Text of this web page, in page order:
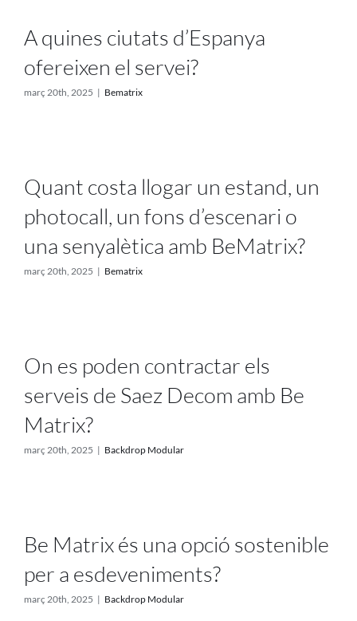
A quines ciutats d’Espanya
ofereixen el servei?
març 20th, 2025 | Bematrix
Quant costa llogar un estand, un
photocall, un fons d’escenari o
una senyalètica amb BeMatrix?
març 20th, 2025 | Bematrix
On es poden contractar els
serveis de Saez Decom amb Be
Matrix?
març 20th, 2025 | Backdrop Modular
Be Matrix és una opció sostenible
per a esdeveniments?
març 20th, 2025 | Backdrop Modular